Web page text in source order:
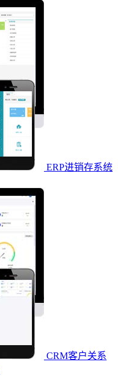
ERP进销存系统
CRM客户关系